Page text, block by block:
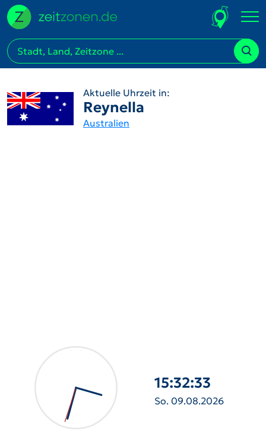
Aktuelle Uhrzeit in:
Reynella
Australien
15:32:35
So. 09.08.2026